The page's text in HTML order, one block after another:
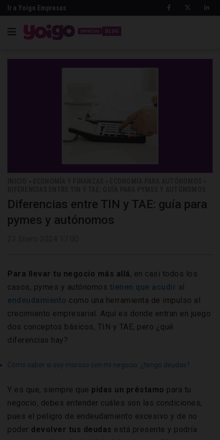
Ir a Yoigo Empresas
BLOG
Diferencias entre TIN y TAE: guía para
pymes y autónomos
Para llevar tu negocio más allá, en casi todos los
casos, pymes y autónomos tienen que acudir al
endeudamiento como una herramienta de impulso al
crecimiento empresarial. Aquí es donde entran en juego
dos conceptos básicos, TIN y TAE, pero ¿qué
diferencias hay?
Cómo saber si soy moroso con mi negocio: ¿tengo deudas?
Y es que, siempre que pidas un préstamo para tu
negocio, debes entender cuáles son las condiciones,
pues el peligro de endeudamiento excesivo y de no
poder devolver tus deudas está presente y podría